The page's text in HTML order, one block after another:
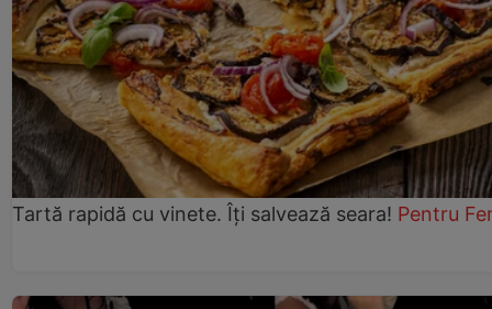
Tartă rapidă cu vinete. Îți salvează seara! Pentru